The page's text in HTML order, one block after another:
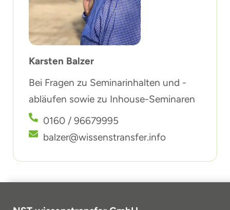
Karsten Balzer
Bei Fragen zu Seminarinhalten und -
abläufen sowie zu Inhouse-Seminaren
0160 / 96679995
balzer@wissenstransfer.info